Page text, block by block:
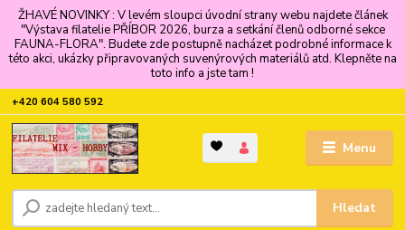
ŽHAVÉ NOVINKY : V levém sloupci úvodní strany webu najdete článek
"Výstava filatelie PŘÍBOR 2026, burza a setkání členů odborné sekce
FAUNA-FLORA". Budete zde postupně nacházet podrobné informace k
této akci, ukázky připravovaných suvenýrových materiálů atd. Klepněte na
toto info a jste tam !
Menu
Hledat
+420 604 580 592